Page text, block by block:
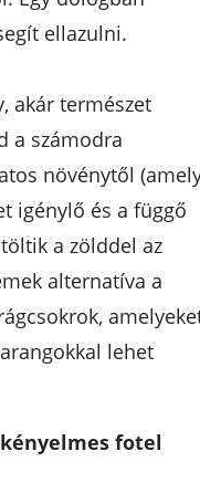
ellazulni.
akár természet
a számodra
növénytől
igénylő és a függő
a zölddel az
alternatíva a
lehet
fotel